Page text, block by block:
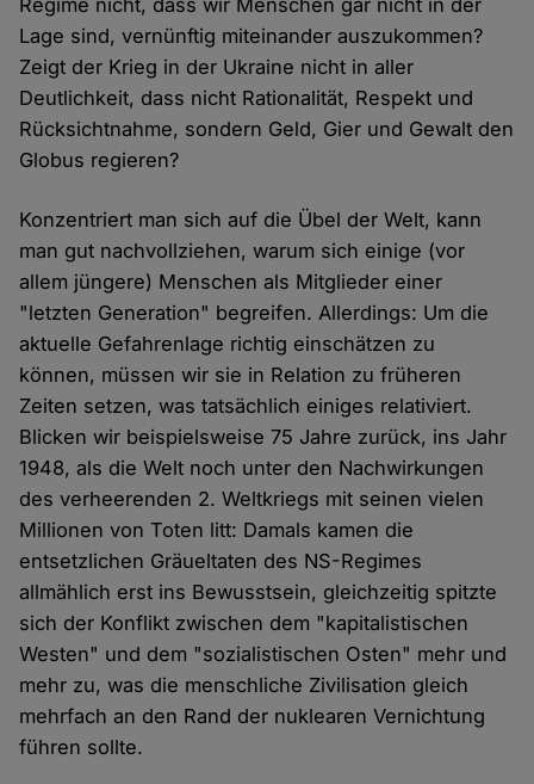
Regime nicht, dass wir Menschen gar nicht in der
Lage sind, vernünftig miteinander auszukommen?
Zeigt der Krieg in der Ukraine nicht in aller
Deutlichkeit, dass nicht Rationalität, Respekt und
Rücksichtnahme, sondern Geld, Gier und Gewalt den
Globus regieren?
Konzentriert man sich auf die Übel der Welt, kann
man gut nachvollziehen, warum sich einige (vor
allem jüngere) Menschen als Mitglieder einer
"letzten Generation" begreifen. Allerdings: Um die
aktuelle Gefahrenlage richtig einschätzen zu
können, müssen wir sie in Relation zu früheren
Zeiten setzen, was tatsächlich einiges relativiert.
Blicken wir beispielsweise 75 Jahre zurück, ins Jahr
1948, als die Welt noch unter den Nachwirkungen
des verheerenden 2. Weltkriegs mit seinen vielen
Millionen von Toten litt: Damals kamen die
entsetzlichen Gräueltaten des NS-Regimes
allmählich erst ins Bewusstsein, gleichzeitig spitzte
sich der Konflikt zwischen dem "kapitalistischen
Westen" und dem "sozialistischen Osten" mehr und
mehr zu, was die menschliche Zivilisation gleich
mehrfach an den Rand der nuklearen Vernichtung
führen sollte.